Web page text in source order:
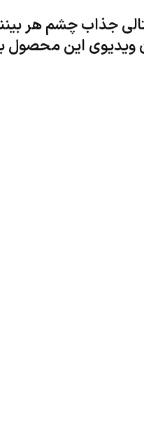
جذاب چشم هر
ویدیوی این محصول